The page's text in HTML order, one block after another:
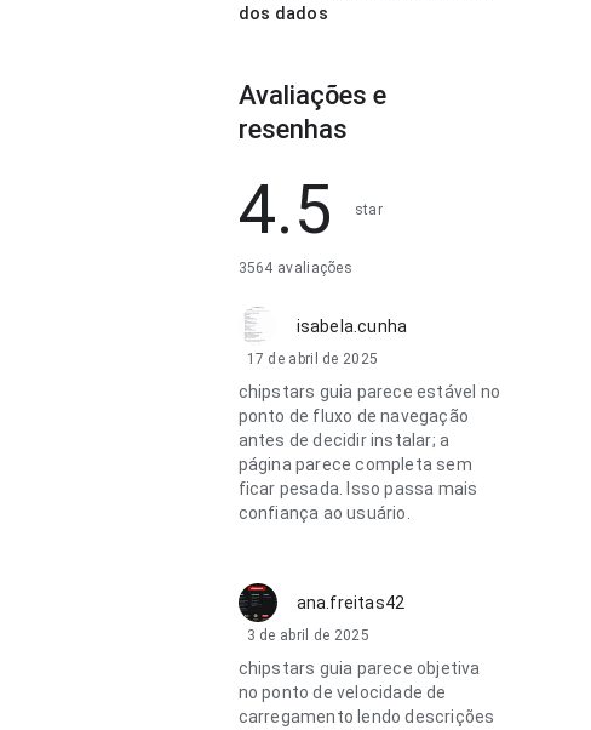
dos dados
Avaliações e
resenhas
4.5 star
3564 avaliações
isabela.cunha
17 de abril de 2025
chipstars guia parece estável no
ponto de fluxo de navegação
antes de decidir instalar; a
página parece completa sem
ficar pesada. Isso passa mais
confiança ao usuário.
ana.freitas42
3 de abril de 2025
chipstars guia parece objetiva
no ponto de velocidade de
carregamento lendo descrições